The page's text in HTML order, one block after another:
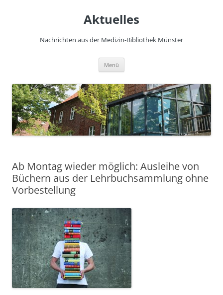
Aktuelles
Nachrichten aus der Medizin-Bibliothek Münster
Menü
Ab Montag wieder möglich: Ausleihe von
Büchern aus der Lehrbuchsammlung ohne
Vorbestellung